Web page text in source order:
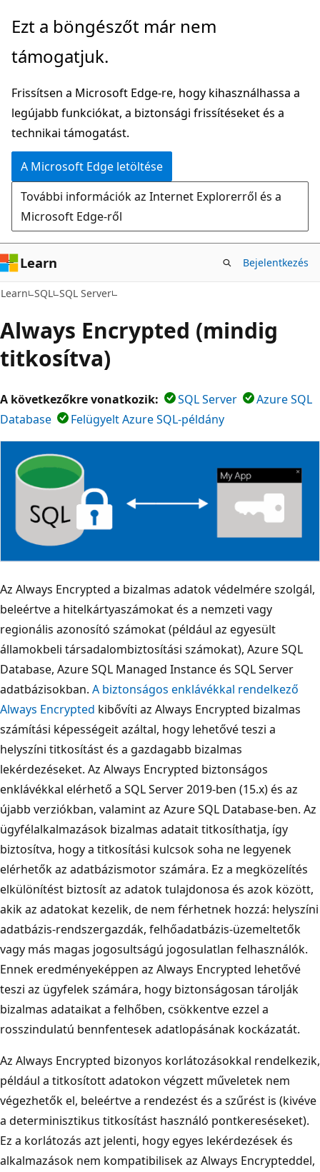
Ugrás
fő
Ezt a böngészőt már nem
támogatjuk.
Frissítsen a Microsoft Edge-re, hogy kihasználhassa a
legújabb funkciókat, a biztonsági frissítéseket és a
technikai támogatást.
A Microsoft Edge letöltése
További információk az Internet Explorerről és a
Microsoft Edge-ről
Learn Bejelentkezés
Learn SQL SQL Server
Always Encrypted (mindig
titkosítva)
A következőkre vonatkozik: SQL Server
Azure SQL
Database
Felügyelt Azure SQL-példány
Az Always Encrypted a bizalmas adatok védelmére szolgál,
beleértve a hitelkártyaszámokat és a nemzeti vagy
regionális azonosító számokat (például az egyesült
államokbeli társadalombiztosítási számokat), Azure SQL
Database, Azure SQL Managed Instance és SQL Server
adatbázisokban. A biztonságos enklávékkal rendelkező
Always Encrypted kibővíti az Always Encrypted bizalmas
számítási képességeit azáltal, hogy lehetővé teszi a
helyszíni titkosítást és a gazdagabb bizalmas
lekérdezéseket. Az Always Encrypted biztonságos
enklávékkal elérhető a SQL Server 2019-ben (15.x) és az
újabb verziókban, valamint az Azure SQL Database-ben. Az
ügyfélalkalmazások bizalmas adatait titkosíthatja, így
biztosítva, hogy a titkosítási kulcsok soha ne legyenek
elérhetők az adatbázismotor számára. Ez a megközelítés
elkülönítést biztosít az adatok tulajdonosa és azok között,
akik az adatokat kezelik, de nem férhetnek hozzá: helyszíni
adatbázis-rendszergazdák, felhőadatbázis-üzemeltetők
vagy más magas jogosultságú jogosulatlan felhasználók.
Ennek eredményeképpen az Always Encrypted lehetővé
teszi az ügyfelek számára, hogy biztonságosan tárolják
bizalmas adataikat a felhőben, csökkentve ezzel a
rosszindulatú bennfentesek adatlopásának kockázatát.
Az Always Encrypted bizonyos korlátozásokkal rendelkezik,
például a titkosított adatokon végzett műveletek nem
végezhetők el, beleértve a rendezést és a szűrést is (kivéve
a determinisztikus titkosítást használó pontkereséseket).
Ez a korlátozás azt jelenti, hogy egyes lekérdezések és
alkalmazások nem kompatibilisek az Always Encrypteddel,